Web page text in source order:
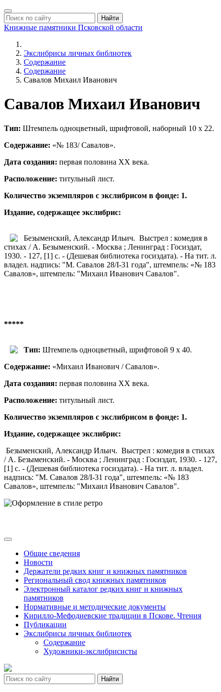
Найти
Книжные памятники Псковской области
Экслибрисы личных библиотек
Содержание
Содержание
Савалов Михаил Иванович
Савалов Михаил Иванович
Тип: Штемпель одноцветный, шрифтовой, наборный 10 х 22.
Содержание: «№ 183/ Савалов».
Дата создания: первая половина ХХ века.
Расположение: титульный лист.
Количество экземпляров с экслибрисом в фонде: 1.
Издание, содержащее экслибрис:
Безыменский, Александр Ильич. Выстрел : комедия в
стихах / А. Безыменский. - Москва ; Ленинград : Госиздат,
1930. - 127, [1] с. - (Дешевая библиотека госиздата). - На тит. л.
владел. надпись: "М. Савалов 28/I-31 года", штемпель: «№ 183
Савалов», штемпель: "Михаил Иванович Савалов".
*****
Тип: Штемпель одноцветный, шрифтовой 9 х 40.
Содержание: «Михаил Иванович / Савалов».
Дата создания: первая половина ХХ века.
Расположение: титульный лист.
Количество экземпляров с экслибрисом в фонде: 1.
Издание, содержащее экслибрис:
Безыменский, Александр Ильич. Выстрел : комедия в стихах
/ А. Безыменский. - Москва ; Ленинград : Госиздат, 1930. - 127,
[1] с. - (Дешевая библиотека госиздата). - На тит. л. владел.
надпись: "М. Савалов 28/I-31 года", штемпель: «№ 183
Савалов», штемпель: "Михаил Иванович Савалов".
Общие сведения
Новости
Держатели редких книг и книжных памятников
Региональный свод книжных памятников
Электронный каталог редких книг и книжных
памятников
Нормативные и методические документы
Кирилло-Мефодиевские традиции в Пскове. Чтения
Публикации
Экслибрисы личных библиотек
Содержание
Художники-экслибрисисты
Найти